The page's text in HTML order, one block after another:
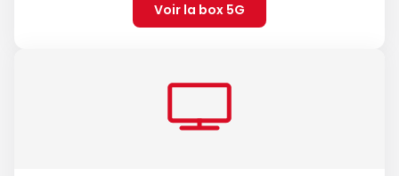
Voir la box 5G